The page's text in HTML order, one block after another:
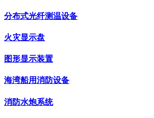
分布式光纤测温设备
火灾显示盘
图形显示装置
海湾船用消防设备
消防水炮系统